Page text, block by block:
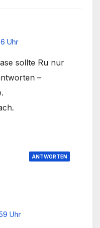
Uhr
sollte Ru nur
–
ANTWORTEN
Uhr